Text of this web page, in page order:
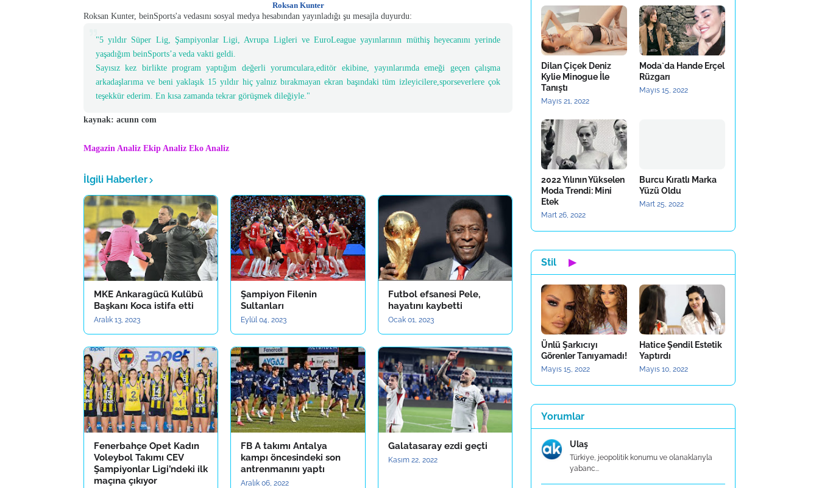
Roksan Kunter
Roksan Kunter, beinSports'a vedasını sosyal medya hesabından yayınladığı şu mesajla duyurdu:
"5 yıldır Süper Lig, Şampiyonlar Ligi, Avrupa Ligleri ve EuroLeague yayınlarının müthiş heyecanını yerinde
yaşadığım beinSports’a veda vakti geldi.
Sayısız kez birlikte program yaptığım değerli yorumculara,editör ekibine, yayınlarımda emeği geçen çalışma
arkadaşlarıma ve beni yaklaşık 15 yıldır hiç yalnız bırakmayan ekran başındaki tüm izleyicilere,sporseverlere çok
teşekkür ederim. En kısa zamanda tekrar görüşmek dileğiyle."
kaynak: acunn com
Magazin Analiz Ekip Analiz Eko Analiz
İlgili Haberler
MKE Ankaragücü Kulübü
Başkanı Koca istifa etti
Aralık 13, 2023
Şampiyon Filenin
Sultanları
Eylül 04, 2023
Futbol efsanesi Pele,
hayatını kaybetti
Ocak 01, 2023
Fenerbahçe Opet Kadın
Voleybol Takımı CEV
Şampiyonlar Ligi’ndeki ilk
maçına çıkıyor
FB A takımı Antalya
kampı öncesindeki son
antrenmanını yaptı
Aralık 06, 2022
Galatasaray ezdi geçti
Kasım 22, 2022
Dilan Çiçek Deniz
Kylie Minogue İle
Tanıştı
Mayıs 21, 2022
Moda`da Hande Erçel
Rüzgarı
Mayıs 15, 2022
2022 Yılının Yükselen
Moda Trendi: Mini
Etek
Mart 26, 2022
Burcu Kıratlı Marka
Yüzü Oldu
Mart 25, 2022
Stil ▶
Ünlü Şarkıcıyı
Görenler Tanıyamadı!
Mayıs 15, 2022
Hatice Şendil Estetik
Yaptırdı
Mayıs 10, 2022
Yorumlar
Ulaş
Türkiye, jeopolitik konumu ve olanaklarıyla
yabanc...